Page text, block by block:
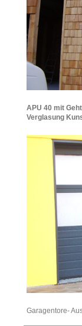
APU 40 mit
Verglasung
Garagentore-